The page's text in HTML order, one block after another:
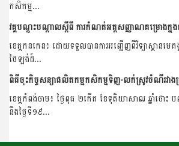
កសិកម្ម...
ខេត្តកនកេន៖ ដោយទទួលបានការអញ្ជើញពីវិទ្យាស្ថានមេគង្
ថៃឡង់ដ៍...
ខេត្តកំពង់ចាម៖ ថ្ងៃពុធ ២កើត ខែទុតិយាសាឍ ឆ្នាំថោ
នឹងថ្ងៃទី១៩...